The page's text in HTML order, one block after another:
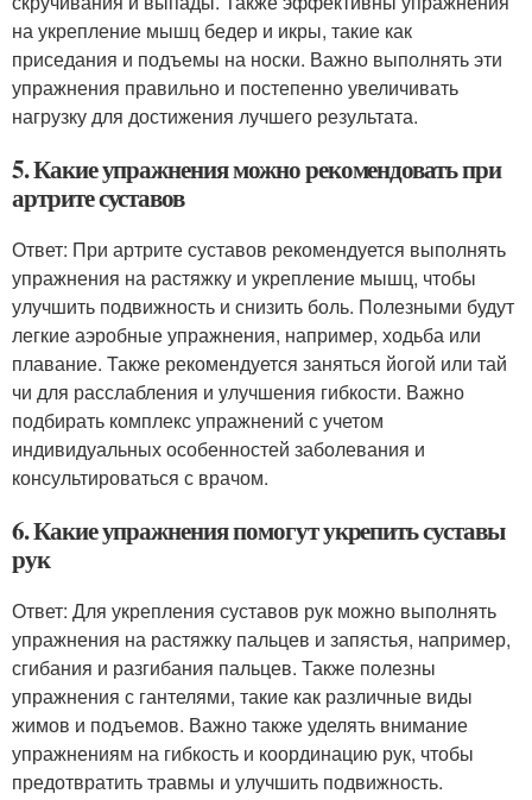
на укрепление мышц бедер и икры, такие как
приседания и подъемы на носки. Важно выполнять эти
упражнения правильно и постепенно увеличивать
нагрузку для достижения лучшего результата.
5. Какие упражнения можно рекомендовать при
артрите суставов
Ответ: При артрите суставов рекомендуется выполнять
упражнения на растяжку и укрепление мышц, чтобы
улучшить подвижность и снизить боль. Полезными будут
легкие аэробные упражнения, например, ходьба или
плавание. Также рекомендуется заняться йогой или тай
чи для расслабления и улучшения гибкости. Важно
подбирать комплекс упражнений с учетом
индивидуальных особенностей заболевания и
консультироваться с врачом.
6. Какие упражнения помогут укрепить суставы
рук
Ответ: Для укрепления суставов рук можно выполнять
упражнения на растяжку пальцев и запястья, например,
сгибания и разгибания пальцев. Также полезны
упражнения с гантелями, такие как различные виды
жимов и подъемов. Важно также уделять внимание
упражнениям на гибкость и координацию рук, чтобы
предотвратить травмы и улучшить подвижность.